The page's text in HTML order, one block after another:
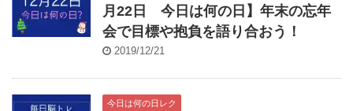
月22日 今日は何の日】年末の忘年
会で目標や抱負を語り合おう！
2019/12/21
今日は何の日レク